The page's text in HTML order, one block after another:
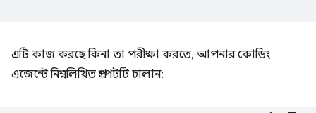
এটি কাজ করছে কিনা তা পরীক্ষা করতে, আপনার কোডিং
এজেন্টে নিম্নলিখিত প্রম্পটটি চালান: